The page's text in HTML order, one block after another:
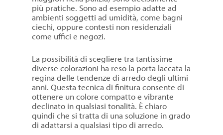
più pratiche. Sono ad esempio adatte ad
ambienti soggetti ad umidità, come bagni
ciechi, oppure contesti non residenziali
come uffici e negozi.
La possibilità di scegliere tra tantissime
diverse colorazioni ha reso la porta laccata la
regina delle tendenze di arredo degli ultimi
anni. Questa tecnica di finitura consente di
ottenere un colore compatto e vibrante
declinato in qualsiasi tonalità. È chiaro
quindi che si tratta di una soluzione in grado
di adattarsi a qualsiasi tipo di arredo.